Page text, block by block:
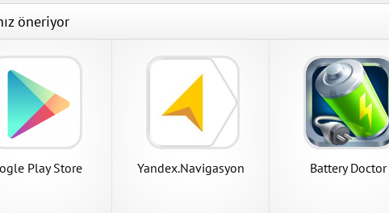
öneriyor
Play Store Yandex.Navigasyon
Apk indir
APK İndir
Battery Doctor
1.11.42 Apk indir